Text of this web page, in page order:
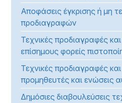
Αποφάσεις έγκρισης ή μη
προδιαγραφών
Τεχνικές προδιαγραφές
επίσημους φορείς
Τεχνικές προδιαγραφές
προμηθευτές και ενώσεις
Δημόσιες διαβουλεύσεις